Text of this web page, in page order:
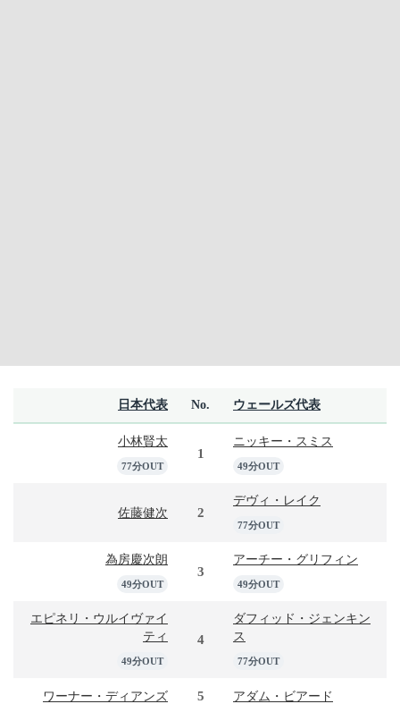
日本代表 No. ウェールズ代表
小林賢太
77分OUT
1
ニッキー・スミス
49分OUT
佐藤健次 2
デヴィ・レイク
77分OUT
為房慶次朗
49分OUT
3
アーチー・グリフィン
49分OUT
エピネリ・ウルイヴァイ
ティ
49分OUT
4
ダフィッド・ジェンキン
ス
77分OUT
ワーナー・ディアンズ 5 アダム・ビアード